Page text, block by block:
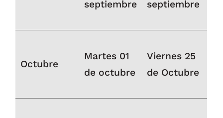
septiembre
septiembre
Octubre
Martes 01
de octubre
Viernes 25
de Octubre